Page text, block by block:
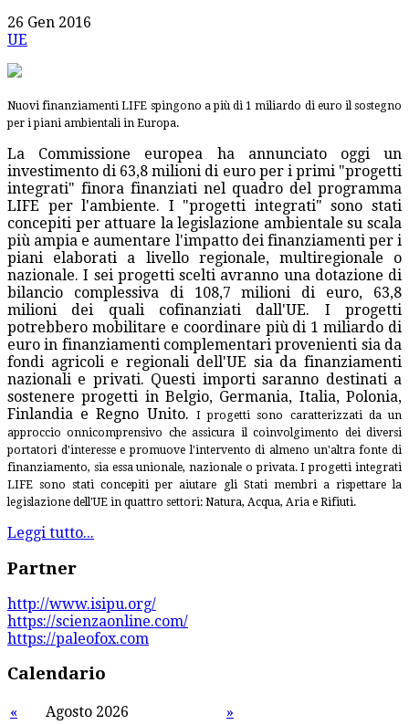
26 Gen 2016
UE
Nuovi finanziamenti LIFE spingono a più di 1 miliardo di euro il sostegno
per i piani ambientali in Europa.
La Commissione europea ha annunciato oggi un
investimento di 63,8 milioni di euro per i primi "progetti
integrati" finora finanziati nel quadro del programma
LIFE per l'ambiente. I "progetti integrati" sono stati
concepiti per attuare la legislazione ambientale su scala
più ampia e aumentare l'impatto dei finanziamenti per i
piani elaborati a livello regionale, multiregionale o
nazionale. I sei progetti scelti avranno una dotazione di
bilancio complessiva di 108,7 milioni di euro, 63,8
milioni dei quali cofinanziati dall'UE. I progetti
potrebbero mobilitare e coordinare più di 1 miliardo di
euro in finanziamenti complementari provenienti sia da
fondi agricoli e regionali dell'UE sia da finanziamenti
nazionali e privati. Questi importi saranno destinati a
sostenere progetti in Belgio, Germania, Italia, Polonia,
Finlandia e Regno Unito.
I progetti sono caratterizzati da un
approccio onnicomprensivo che assicura il coinvolgimento dei diversi
portatori d'interesse e promuove l'intervento di almeno un'altra fonte di
finanziamento, sia essa unionale, nazionale o privata. I progetti integrati
LIFE sono stati concepiti per aiutare gli Stati membri a rispettare la
legislazione dell'UE in quattro settori: Natura, Acqua, Aria e Rifiuti.
Leggi tutto...
Partner
http://www.isipu.org/
https://scienzaonline.com/
https://paleofox.com
Calendario
« Agosto 2026
»